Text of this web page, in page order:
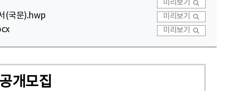
미리보기
(국문).hwp 미리보기
미리보기
개모집